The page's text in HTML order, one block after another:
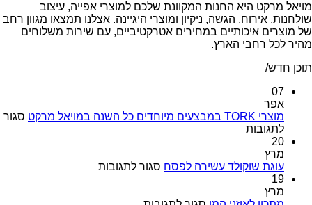
מויאל מרקט היא החנות המקוונת שלכם למוצרי אפייה, עיצוב
שולחנות, אירוח, הגשה, ניקיון ומוצרי היגיינה. אצלנו תמצאו מגוון רחב
של מוצרים איכותיים במחירים אטרקטיביים, עם שירות משלוחים
מהיר לכל רחבי הארץ.
תוכן חדש/
07
אפר
מוצרי TORK במבצעים מיוחדים כל השנה במויאל מרקט
סגור
לתגובותעל
במבצעים
20
מרץ
עוגת שוקולד עשירה לפסח סגור לתגובותעל
19
מרץ